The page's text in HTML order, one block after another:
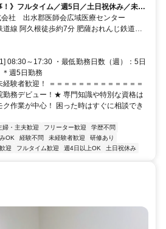
！》フルタイム／週5日／土日祝休み／未経
も充実◎
会社 出水郡医師会広域医療センター
道線 阿久根徒歩約7分 肥薩おれんじ鉄道
市民病院前」バス停徒歩3分
08:30～17:30 ・最低勤務日数（週）：5日
週5日勤務
験者歓迎！ ＝＝＝＝＝＝＝＝＝＝＝＝＝
勤務デビュー！★ 専門知識や特別な資格は
作業が中心！ 困った時はすぐに相談でき
婦・主夫歓迎 フリーター歓迎
学歴不問
OK 経験不問 未経験者歓迎
研修あり
迎 フルタイム歓迎 週4日以上OK 土日祝休み